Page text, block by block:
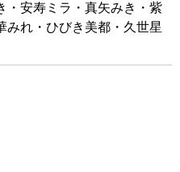
・安寿ミラ・真矢みき・紫
みれ・ひびき美都・久世星